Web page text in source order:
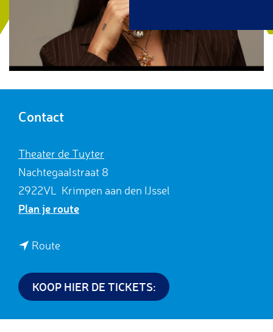
a
Contact
Theater de Tuyter
Nachtegaalstraat 8
2922VL
Krimpen aan den IJssel
Plan je routen
J
a
n
Route
a
r
J
KOOP HIER DE TICKETS: